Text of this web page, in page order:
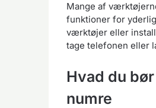
Mange af
funktioner for
værktøjer eller
tage telefonen eller
Hvad du
numre